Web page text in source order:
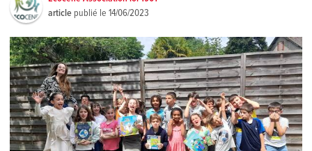
article publié le14/06/2023